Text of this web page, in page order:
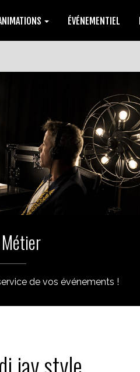
ÉVÉNEMENTIEL
de vos événements !